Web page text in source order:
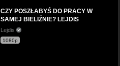
CZY POSZŁABYŚ DO PRACY W
SAMEJ BIELIŹNIE? LEJDIS
Lejdis
1080p